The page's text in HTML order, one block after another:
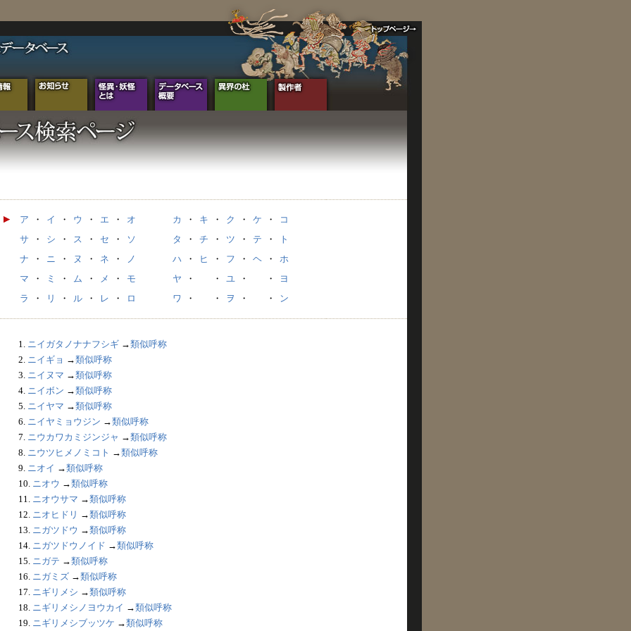
ア ・ イ ・ ウ ・ エ ・ オ カ ・ キ ・ ク ・ ケ ・
コ
サ
・ シ ・ ス ・ セ ・ ソ タ ・ チ ・ ツ ・ テ ・
ト
ナ
・ ニ ・ ヌ ・ ネ ・ ノ ハ ・ ヒ ・ フ ・ ヘ ・
ホ
マ
・ ミ ・ ム ・ メ ・ モ ヤ ・ ・ ユ ・ ・
ヨ
ラ
・ リ ・ ル ・ レ ・ ロ ワ ・ ・ ヲ ・ ・ ン
1. ニイガタノナナフシギ →類似呼称
2. ニイギョ →類似呼称
3. ニイヌマ →類似呼称
4. ニイボン →類似呼称
5. ニイヤマ →類似呼称
6. ニイヤミョウジン →類似呼称
7. ニウカワカミジンジャ →類似呼称
8. ニウツヒメノミコト →類似呼称
9. ニオイ →類似呼称
10. ニオウ →類似呼称
11. ニオウサマ →類似呼称
12. ニオヒドリ →類似呼称
13. ニガツドウ →類似呼称
14. ニガツドウノイド →類似呼称
15. ニガテ →類似呼称
16. ニガミズ →類似呼称
17. ニギリメシ →類似呼称
18. ニギリメシノヨウカイ →類似呼称
19. ニギリメシブッツケ →類似呼称